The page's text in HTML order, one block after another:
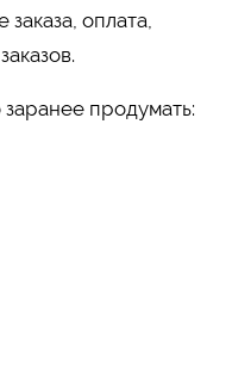
оплата,
продумать: